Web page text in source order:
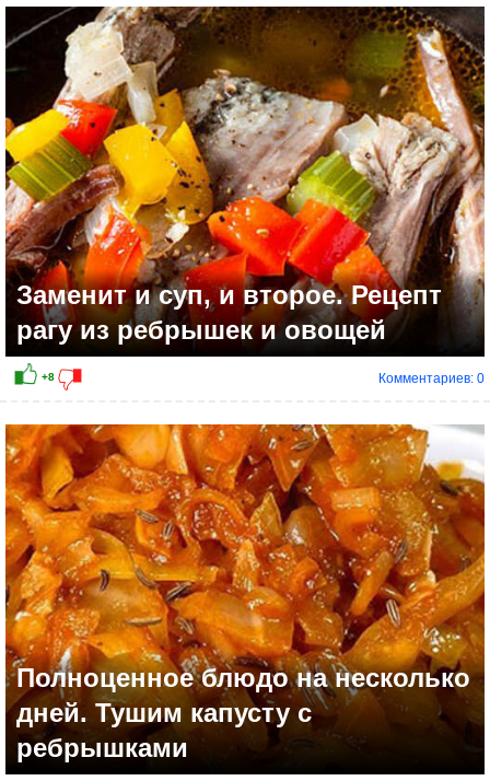
+4
Заменит и суп, и второе. Рецепт
рагу из ребрышек и овощей
Комментариев: 0
Полноценное блюдо на несколько
дней. Тушим капусту с
ребрышками